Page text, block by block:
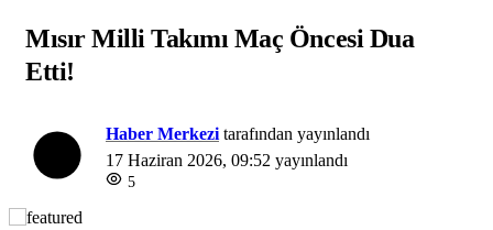
Mısır Milli Takımı Maç Öncesi Dua
Etti!
Haber Merkezi tarafından yayınlandı
17 Haziran 2026, 09:52 yayınlandı
5